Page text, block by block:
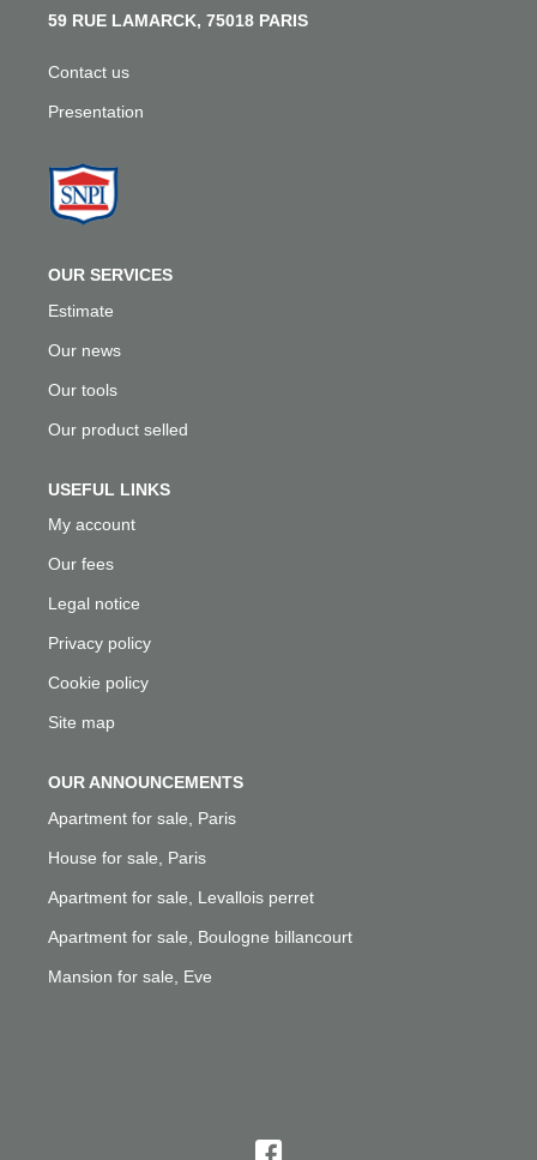
59 RUE LAMARCK, 75018 PARIS
Contact us
Presentation
OUR SERVICES
Estimate
Our news
Our tools
Our product selled
USEFUL LINKS
My account
Our fees
Legal notice
Privacy policy
Cookie policy
Site map
OUR ANNOUNCEMENTS
Apartment for sale, Paris
House for sale, Paris
Apartment for sale, Levallois perret
Apartment for sale, Boulogne billancourt
Mansion for sale, Eve